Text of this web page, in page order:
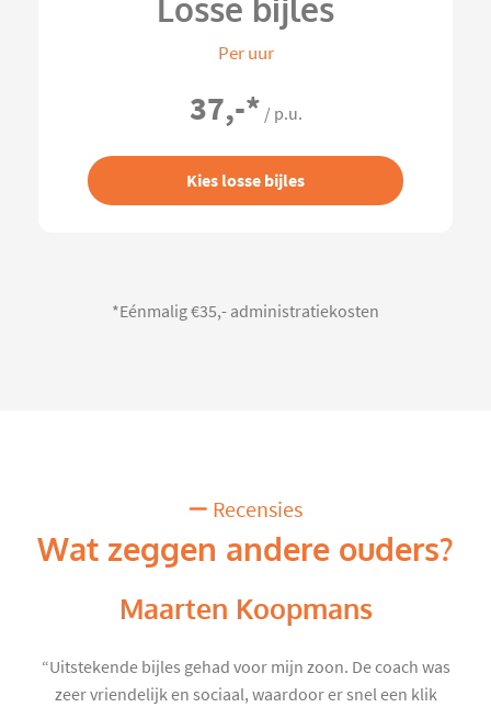
Losse bijles
Per uur
37,-* / p.u.
Kies losse bijles
*Eénmalig €35,- administratiekosten
Recensies
Wat zeggen andere ouders?
Maarten Koopmans
“Uitstekende bijles gehad voor mijn zoon. De coach was
zeer vriendelijk en sociaal, waardoor er snel een klik